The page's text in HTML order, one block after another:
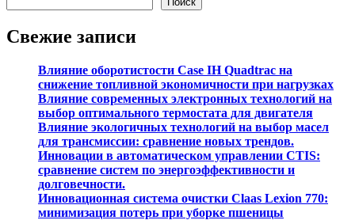
Свежие записи
Влияние оборотистости Case IH Quadtrac на
снижение топливной экономичности при нагрузках
Влияние современных электронных технологий на
выбор оптимального термостата для двигателя
Влияние экологичных технологий на выбор масел
для трансмиссии: сравнение новых трендов.
Инновации в автоматическом управлении CTIS:
сравнение систем по энергоэффективности и
долговечности.
Инновационная система очистки Claas Lexion 770:
минимизация потерь при уборке пшеницы